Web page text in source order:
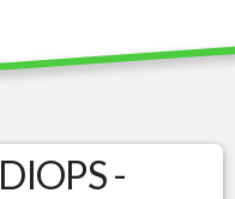
-